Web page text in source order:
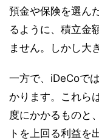
預金や保険を選ん
るように、積立金
ません。しかし大
一方で、iDeCoで
かります。これら
度にかかるものと
トを上回る利益を